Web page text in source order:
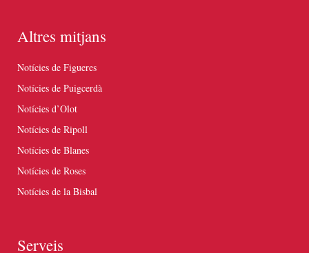
Altres mitjans
Notícies de Figueres
Notícies de Puigcerdà
Notícies d’Olot
Notícies de Ripoll
Notícies de Blanes
Notícies de Roses
Notícies de la Bisbal
Serveis